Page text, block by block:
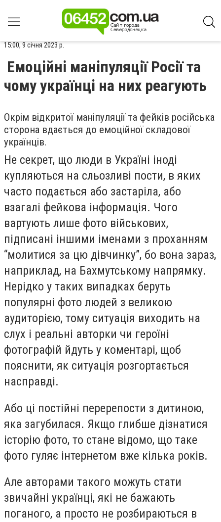
15:00, 9 січня 2023 р.
Емоційні маніпуляції Росії та
чому українці на них реагують
Окрім відкритої маніпуляції та фейків російська
сторона вдається до емоційної складової
українців.
Не секрет, що люди в Україні іноді
купляються на сльозливі пости, в яких
часто подається або застаріла, або
взагалі фейкова інформація. Чого
вартують лише фото військових,
підписані іншими іменами з проханням
“молитися за цю дівчинку”, бо вона зараз,
наприклад, на Бахмутському напрямку.
Нерідко у таких випадках беруть
популярні фото людей з великою
аудиторією, тому ситуація виходить на
слух і реальні авторки чи героїні
фотографій йдуть у коментарі, щоб
пояснити, як ситуація розгортається
насправді.
Або ці постійні перерепости з дитиною,
яка загубилася. Якщо глибше дізнатися
історію фото, то стане відомо, що таке
фото гуляє інтернетом вже кілька років.
Але авторами такого можуть стати
звичайні українці, які не бажають
поганого, а просто не розбираються в